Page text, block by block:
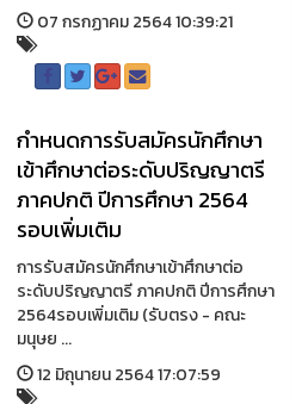
07 กรกฏาคม 2564 10:39:21
กำหนดการรับสมัครนักศึกษา
เข้าศึกษาต่อระดับปริญญาตรี
ภาคปกติ ปีการศึกษา 2564
รอบเพิ่มเติม
การรับสมัครนักศึกษาเข้าศึกษาต่อ
ระดับปริญญาตรี ภาคปกติ ปีการศึกษา
2564รอบเพิ่มเติม (รับตรง - คณะ
มนุษย ...
12 มิถุนายน 2564 17:07:59